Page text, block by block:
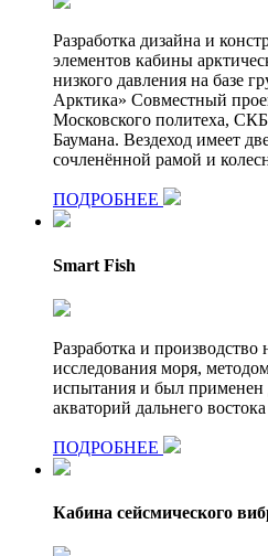
Разработка дизайна и
элементов кабины
низкого давления на
Арктика» Совместный
Московского политеха,
Баумана. Вездеход имеет
сочленённой рамой и
ПОДРОБНЕЕ
Smart Fish
Разработка и производство
исследования моря,
испытания и был применен
акваторий дальнего
ПОДРОБНЕЕ
Кабина сейсмического